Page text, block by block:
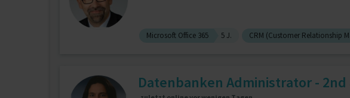
Microsoft Office 365 5 J. CRM (Customer Relationship
Datenbanken Administrator -